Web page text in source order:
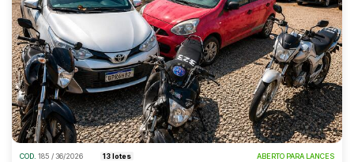
COD. 185 / 36/2026 13 lotes ABERTO PARA LANCES